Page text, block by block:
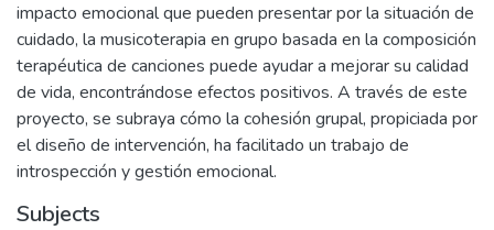
impacto emocional que pueden presentar por la situación de
cuidado, la musicoterapia en grupo basada en la composición
terapéutica de canciones puede ayudar a mejorar su calidad
de vida, encontrándose efectos positivos. A través de este
proyecto, se subraya cómo la cohesión grupal, propiciada por
el diseño de intervención, ha facilitado un trabajo de
introspección y gestión emocional.
Subjects